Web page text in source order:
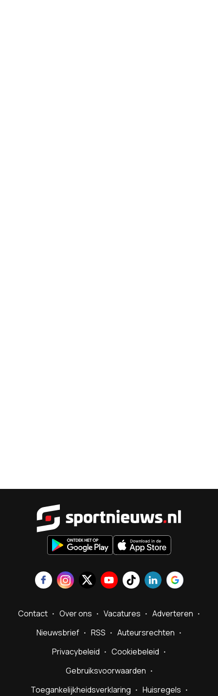
Contact Over ons Vacatures
Adverteren
Nieuwsbrief
RSS
Auteursrechten
Privacybeleid
Cookiebeleid
Gebruiksvoorwaarden
Toegankelijkheidsverklaring
Huisregels